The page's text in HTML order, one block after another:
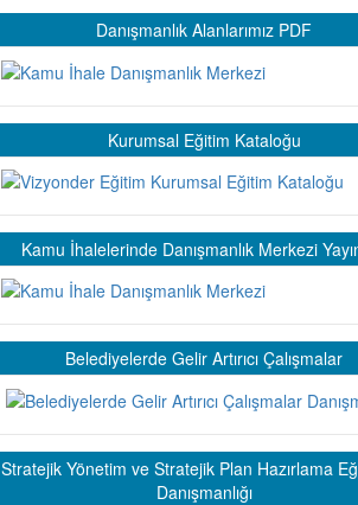
Danışmanlık Alanlarımız PDF
Kurumsal Eğitim Kataloğu
Kamu İhalelerinde Danışmanlık Merkezi
Belediyelerde Gelir Artırıcı Çalışmalar
Stratejik Yönetim ve Stratejik Plan Hazırlama
Danışmanlığı